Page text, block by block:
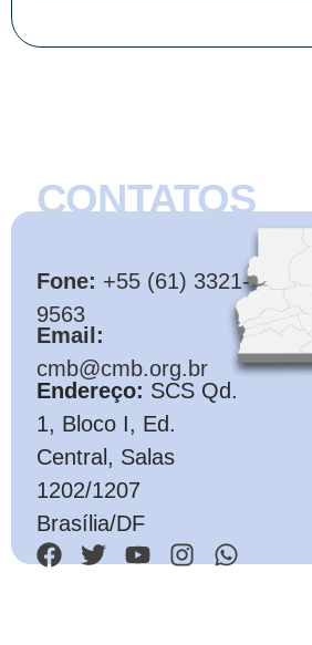
CONTATOS
Fone: +55 (61) 3321-
9563
Email:
cmb@cmb.org.br
Endereço: SCS Qd.
1, Bloco I, Ed.
Central, Salas
1202/1207
Brasília/DF